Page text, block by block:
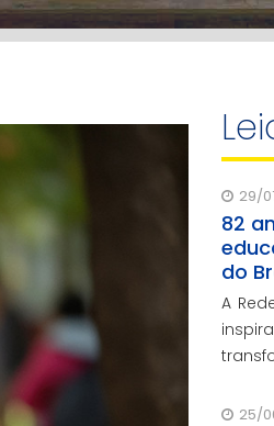
29/
82
do
A
25/